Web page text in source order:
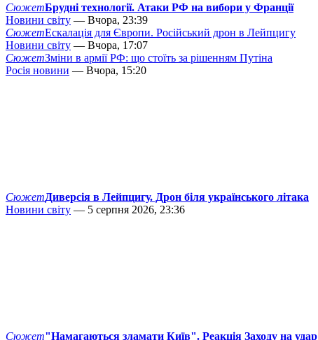
СюжетБрудні технології. Атаки РФ на вибори у Франції
Новини світу — Вчора, 23:39
СюжетЕскалація для Європи. Російський дрон в Лейпцигу
Новини світу — Вчора, 17:07
СюжетЗміни в армії РФ: що стоїть за рішенням Путіна
Росія новини — Вчора, 15:20
СюжетДиверсія в Лейпцигу. Дрон біля українського літака
Новини світу — 5 серпня 2026, 23:36
Сюжет"Намагаються зламати Київ". Реакція Заходу на удар